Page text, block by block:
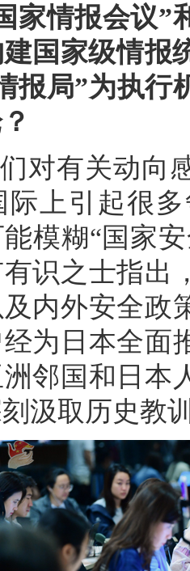
家情报会议”
国家级情报
报局”为执行
对有关动向
际上引起很
模糊“国家
识之士指出
及内外安全政
为日本全面
邻国和日本
汲取历史教